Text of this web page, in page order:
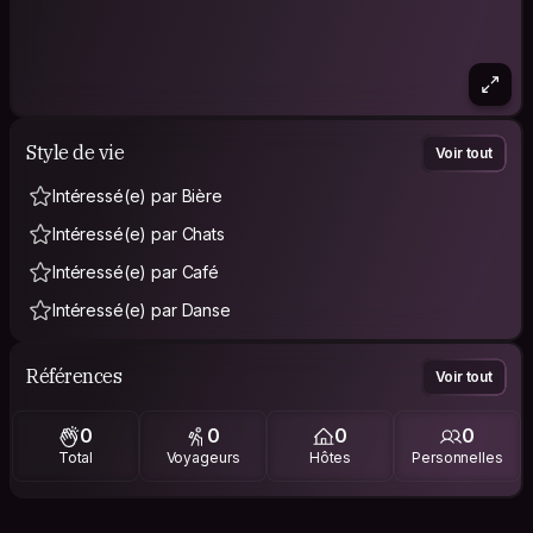
Style de vie Voir tout
Intéressé(e) par Bière
Intéressé(e) par Chats
Intéressé(e) par Café
Intéressé(e) par Danse
Références Voir tout
0
Total
0
Voyageurs
0
Hôtes
0
Personnelles